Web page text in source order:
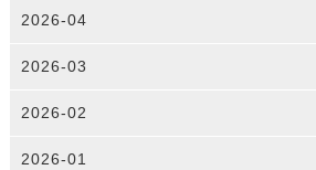
2026-04
2026-03
2026-02
2026-01